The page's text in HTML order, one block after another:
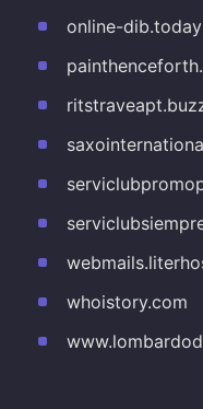
online-dib.today
whoistory.com